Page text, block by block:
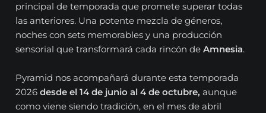
principal de temporada que promete superar todas
las anteriores. Una potente mezcla de géneros,
noches con sets memorables y una producción
sensorial que transformará cada rincón deAmnesia.
Pyramid nos acompañará durante esta temporada
2026desde el 14 de junio al 4 de octubre, aunque
como viene siendo tradición, en el mes de abril